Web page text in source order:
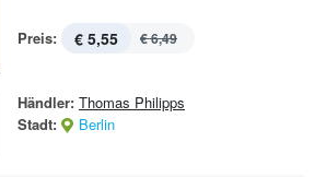
Preis: € 5,55 € 6,49
Händler: Thomas Philipps
Stadt:
Berlin